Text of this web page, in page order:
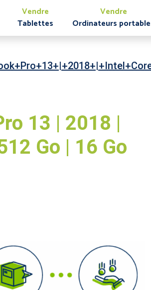
Vendre
Tablettes
Vendre
Ordinateurs
13 | 2018 |
Go | 16 Go